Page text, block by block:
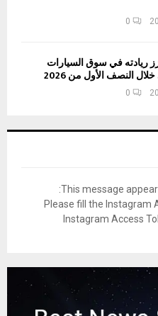
0
ريادته في سوق السيارات
النصف الأول من 2026
0
This message
Please fill the Instagram
Instagram Access